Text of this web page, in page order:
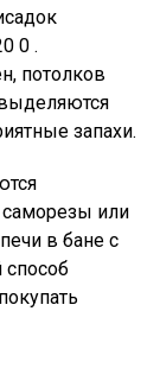
0 .
потолков
запахи.
саморезы или
в бане с